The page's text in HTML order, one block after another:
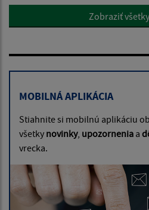
Zobraziť
MOBILNÁ APLIKÁCIA
Stiahnite si mobilnú aplikáciu
všetky novinky, upozornenia a
vrecka.